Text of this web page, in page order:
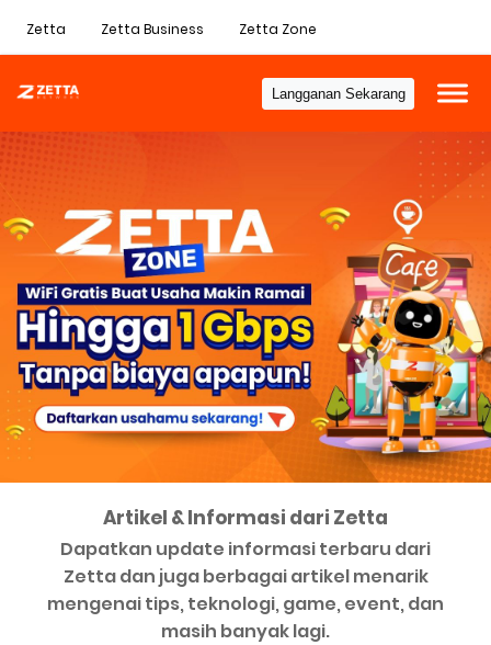
Zetta Zetta Business Zetta Zone
Langganan Sekarang
Artikel & Informasi dari Zetta
Dapatkan update informasi terbaru dari
Zetta dan juga berbagai artikel menarik
mengenai tips, teknologi, game, event, dan
masih banyak lagi.